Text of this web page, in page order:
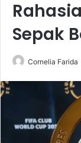
Sepak
Cornelia Farida